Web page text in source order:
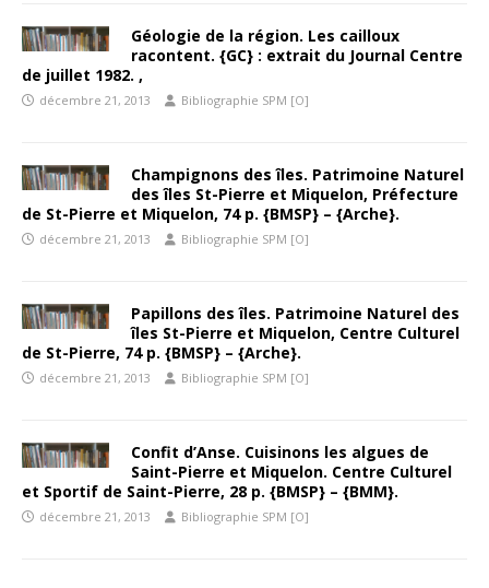
Géologie de la région. Les cailloux
racontent. {GC} : extrait du Journal Centre
de juillet 1982. ,
décembre 21, 2013 Bibliographie SPM [O]
Champignons des îles. Patrimoine Naturel
des îles St-Pierre et Miquelon, Préfecture
de St-Pierre et Miquelon, 74 p. {BMSP} – {Arche}.
décembre 21, 2013 Bibliographie SPM [O]
Papillons des îles. Patrimoine Naturel des
îles St-Pierre et Miquelon, Centre Culturel
de St-Pierre, 74 p. {BMSP} – {Arche}.
décembre 21, 2013 Bibliographie SPM [O]
Confit d’Anse. Cuisinons les algues de
Saint-Pierre et Miquelon. Centre Culturel
et Sportif de Saint-Pierre, 28 p. {BMSP} – {BMM}.
décembre 21, 2013 Bibliographie SPM [O]